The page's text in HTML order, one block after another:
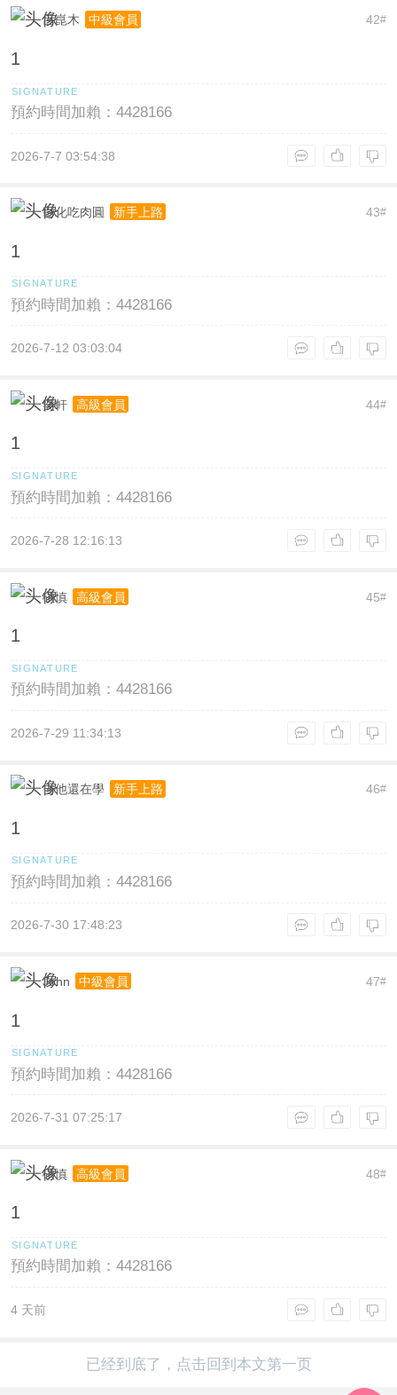
42#
呂崑木 中級會員
1
預約時間加賴：4428166
2026-7-7 03:54:38
43#
彰化吃肉圓 新手上路
1
預約時間加賴：4428166
2026-7-12 03:03:04
44#
奕軒 高級會員
1
預約時間加賴：4428166
2026-7-28 12:16:13
45#
碩慎 高級會員
1
預約時間加賴：4428166
2026-7-29 11:34:13
46#
吉他還在學 新手上路
1
預約時間加賴：4428166
2026-7-30 17:48:23
47#
John 中級會員
1
預約時間加賴：4428166
2026-7-31 07:25:17
48#
碩慎 高級會員
1
預約時間加賴：4428166
4 天前
已经到底了，点击回到本文第一页